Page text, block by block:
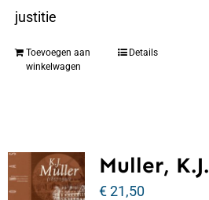
justitie
Toevoegen aan
winkelwagen
Details
Muller, K.J.
€21,50